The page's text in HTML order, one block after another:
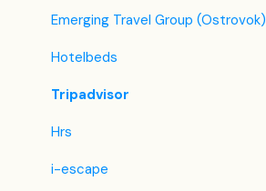
Emerging Travel Group (Ostrovok)
Hotelbeds
Tripadvisor
Hrs
i-escape